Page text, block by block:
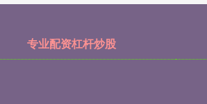
专业配资杠杆炒股